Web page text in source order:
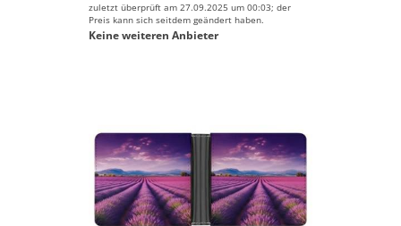
zuletzt überprüft am 27.09.2025 um 00:03; der
Preis kann sich seitdem geändert haben.
Keine weiteren Anbieter